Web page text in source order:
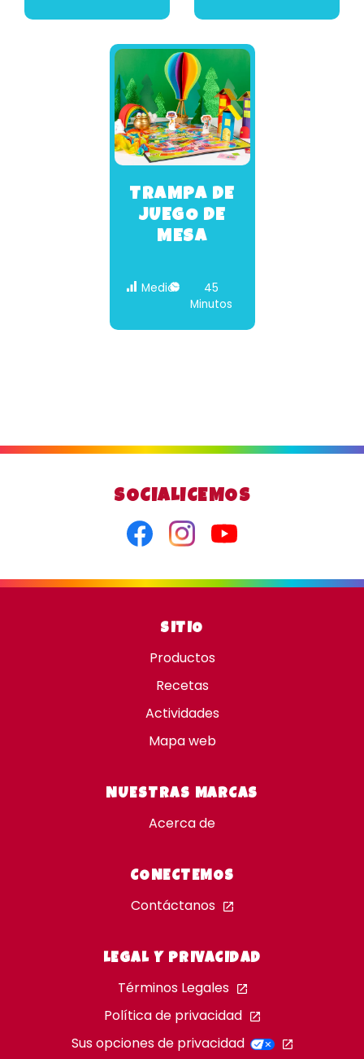
TRAMPA DE
JUEGO DE
MESA
Medio
45
Minutos
SOCIALICEMOS
FacebookInstagramYoutube
SITIO
Productos
Recetas
Actividades
Mapa web
NUESTRAS MARCAS
Acerca de
CONECTEMOS
Contáctanos
LEGAL Y PRIVACIDAD
Términos Legales
Política de privacidad
Sus opciones de privacidad